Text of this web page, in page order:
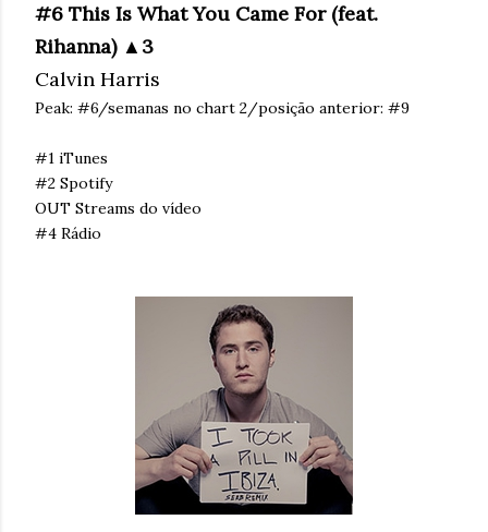
#6 This Is What You Came For (feat.
Rihanna) ▲3
Calvin Harris
Peak: #6/semanas no chart 2/posição anterior: #9
#1 iTunes
#2 Spotify
OUT Streams do vídeo
#4 Rádio